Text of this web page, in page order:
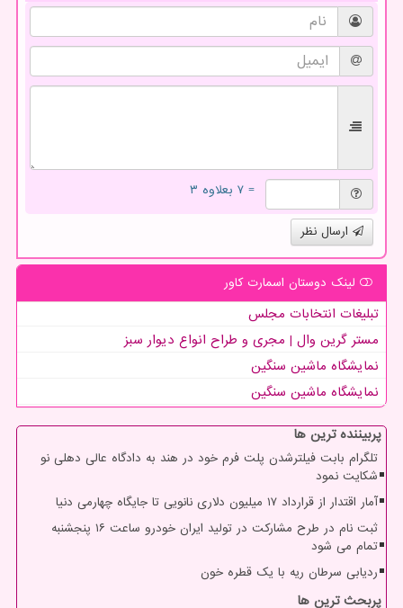
= ۷ بعلاوه ۳
ارسال نظر
لینک دوستان اسمارت كاور
تبلیغات انتخابات مجلس
مستر گرین وال | مجری و طراح انواع دیوار سبز
نمایشگاه ماشین سنگین
نمایشگاه ماشین سنگین
پربیننده ترین ها
تلگرام بابت فیلترشدن پلت فرم خود در هند به دادگاه عالی دهلی نو
شکایت نمود
آمار اقتدار از قرارداد ۱۷ میلیون دلاری نانویی تا جایگاه چهارمی دنیا
ثبت نام در طرح مشارکت در تولید ایران خودرو ساعت ۱۶ پنجشنبه
تمام می شود
ردیابی سرطان ریه با یک قطره خون
پربحث ترین ها